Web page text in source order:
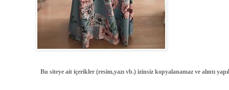
Bu siteye ait içerikler (resim,yazı vb.) izinsiz kopyalanamaz ve alıntı